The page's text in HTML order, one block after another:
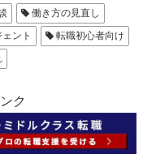
働き方の見直し
ント
転職初心者向け
ク